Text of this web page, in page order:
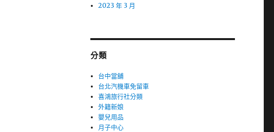
2023 年 3 月
分類
台中當舖
台北汽機車免留車
喜鴻旅行社分類
外籍新娘
嬰兒用品
月子中心